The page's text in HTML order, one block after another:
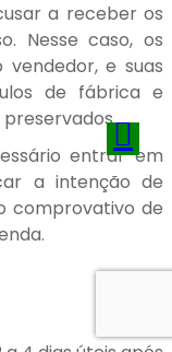
a receber os
Nesse caso, os
e suas
de fábrica e
entrar em
a intenção de
comprovativo de